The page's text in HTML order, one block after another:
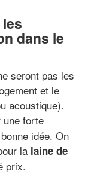
dans le
seront pas les
et le
acoustique).
une forte
idée. On
la laine de
prix.